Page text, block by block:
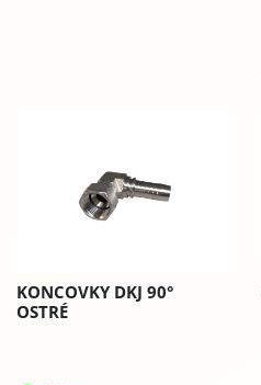
KONCOVKY DKJ 90°
OSTRÉ